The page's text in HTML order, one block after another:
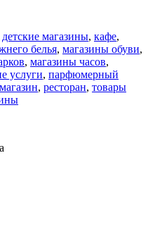
детские магазины, кафе,
белья, магазины обуви,
, магазины часов,
услуги, парфюмерный
, ресторан, товары